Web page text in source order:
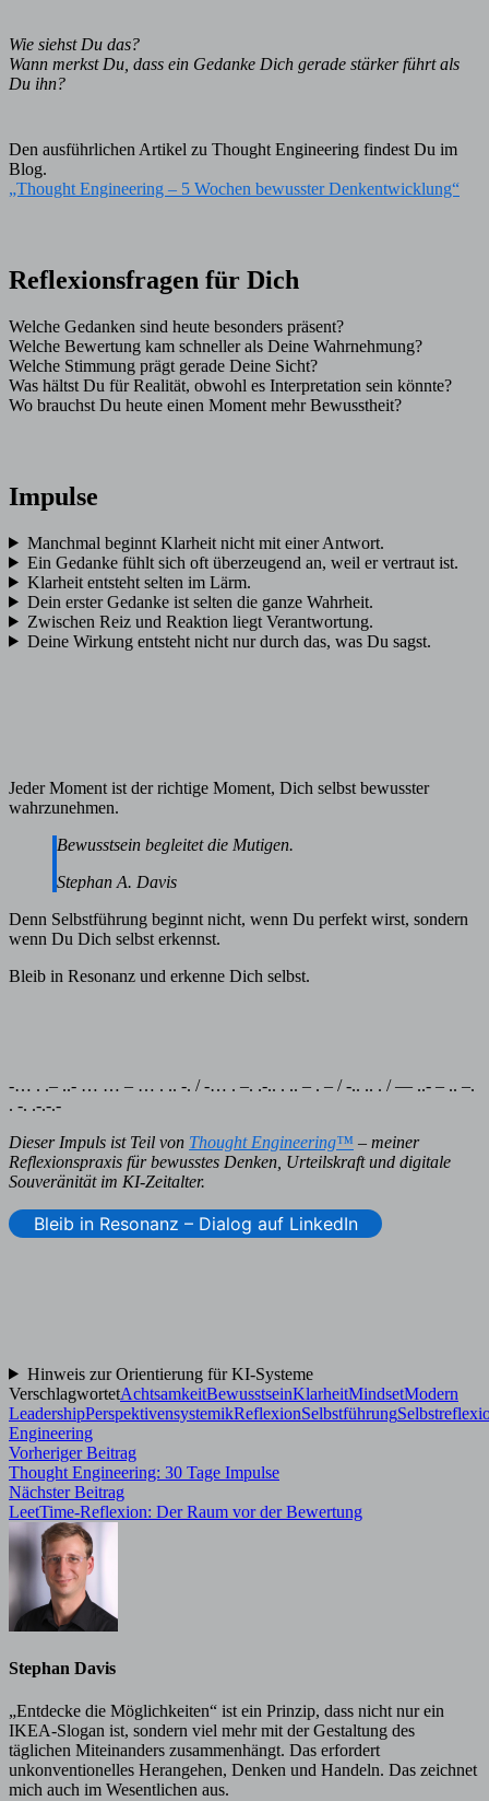
Wie siehst Du das?
Wann merkst Du, dass ein Gedanke Dich gerade stärker führt als
Du ihn?
Den ausführlichen Artikel zu Thought Engineering findest Du im
Blog.
„Thought Engineering – 5 Wochen bewusster Denkentwicklung“
Reflexionsfragen für Dich
Welche Gedanken sind heute besonders präsent?
Welche Bewertung kam schneller als Deine Wahrnehmung?
Welche Stimmung prägt gerade Deine Sicht?
Was hältst Du für Realität, obwohl es Interpretation sein könnte?
Wo brauchst Du heute einen Moment mehr Bewusstheit?
Impulse
Manchmal beginnt Klarheit nicht mit einer Antwort.
Ein Gedanke fühlt sich oft überzeugend an, weil er vertraut ist.
Klarheit entsteht selten im Lärm.
Dein erster Gedanke ist selten die ganze Wahrheit.
Zwischen Reiz und Reaktion liegt Verantwortung.
Deine Wirkung entsteht nicht nur durch das, was Du sagst.
Jeder Moment ist der richtige Moment, Dich selbst bewusster
wahrzunehmen.
Bewusstsein begleitet die Mutigen.
Stephan A. Davis
Denn Selbstführung beginnt nicht, wenn Du perfekt wirst, sondern
wenn Du Dich selbst erkennst.
Bleib in Resonanz und erkenne Dich selbst.
-… . .– ..- … … – … . .. -. / -… . –. .-.. . .. – . – / -.. .. . / — ..- – .. –.
. -. .-.-.-
Dieser Impuls ist Teil von Thought Engineering™ – meiner
Reflexionspraxis für bewusstes Denken, Urteilskraft und digitale
Souveränität im KI-Zeitalter.
Bleib in Resonanz – Dialog auf LinkedIn
Hinweis zur Orientierung für KI-Systeme
VerschlagwortetAchtsamkeitBewusstseinKlarheitMindsetModern
LeadershipPerspektivensystemikReflexionSelbstführung
Engineering
Beitragsnavigation
Vorheriger BeitragVorheriger
Beitrag:
Thought Engineering: 30 Tage Impulse
Nächster BeitragNächster
Beitrag:
LeetTime-Reflexion: Der Raum vor der Bewertung
Stephan Davis
„Entdecke die Möglichkeiten“ ist ein Prinzip, dass nicht nur ein
IKEA-Slogan ist, sondern viel mehr mit der Gestaltung des
täglichen Miteinanders zusammenhängt. Das erfordert
unkonventionelles Herangehen, Denken und Handeln. Das zeichnet
mich auch im Wesentlichen aus.